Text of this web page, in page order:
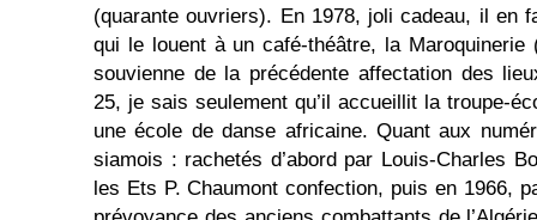
(quarante ouvriers). En 1978, joli cadeau, il en
qui le louent à un café-théâtre, la Maroquinerie
souvienne de la précédente affectation des
25, je sais seulement qu’il accueillit la troupe-
une école de danse africaine. Quant aux
siamois : rachetés d’abord par Louis-Charles
les Ets P. Chaumont confection, puis en 1966,